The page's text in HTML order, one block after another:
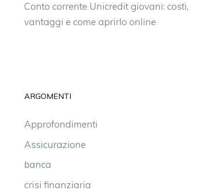
Conto corrente Unicredit giovani: costi,
vantaggi e come aprirlo online
ARGOMENTI
Approfondimenti
Assicurazione
banca
crisi finanziaria